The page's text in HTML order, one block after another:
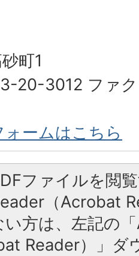
町1
20-3012 ファ
ームはこちら
ファイルを閲
（Acrobat
方は、左記の
Reader）」ダ